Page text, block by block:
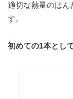
適切な熱量のはん
す。
初めての1本とし